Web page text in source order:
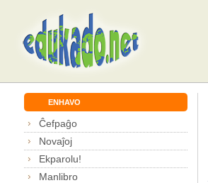
ENHAVO
Ĉefpaĝo
Novaĵoj
Ekparolu!
Manlibro